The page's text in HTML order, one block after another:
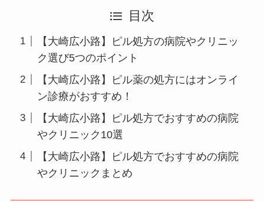
目次
【大崎広小路】ピル処方の病院やクリニッ
ク選び5つのポイント
【大崎広小路】ピル薬の処方にはオンライ
ン診療がおすすめ！
【大崎広小路】ピル処方でおすすめの病院
やクリニック10選
【大崎広小路】ピル処方でおすすめの病院
やクリニックまとめ